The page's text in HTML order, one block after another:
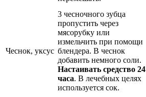
Чеснок, уксус
3 чесночного зубца
пропустить через
мясорубку или
измельчить при помощи
блендера. В чеснок
добавить немного соли.
Настаивать средство 24
часа. В лечебных целях
используется сок.